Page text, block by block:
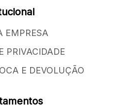
EMPRESA
PRIVACIDADE
E DEVOLUÇÃO